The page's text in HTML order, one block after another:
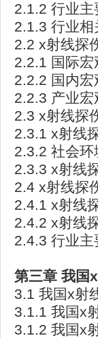
2.1.2 行业
2.1.3 行业相
2.2 x射线探
2.2.1 国际
2.2.2 国内
2.2.3 产业
2.3 x射线探
2.3.1 x射线
2.3.2 社会环
2.3.3 x射线
2.4 x射线探
2.4.1 x射线
2.4.2 x射线
2.4.3 行业主
第三章 我国x
3.1 我国x射
3.1.1 我国x
3.1.2 我国x